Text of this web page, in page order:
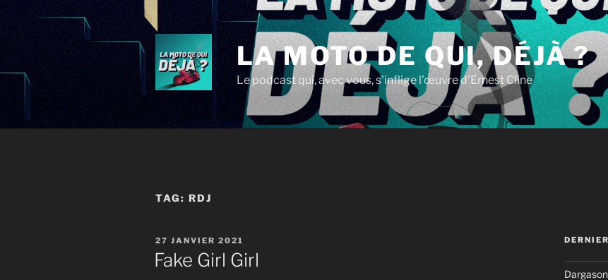
LA MOTO DE QUI, DÉJÀ ?
Le podcast qui, avec vous, s'inflige l’œuvre d’Ernest Cline
TAG: RDJ
PUBLIÉ
LE
27 JANVIER 2021
Fake Girl Girl
Dargason